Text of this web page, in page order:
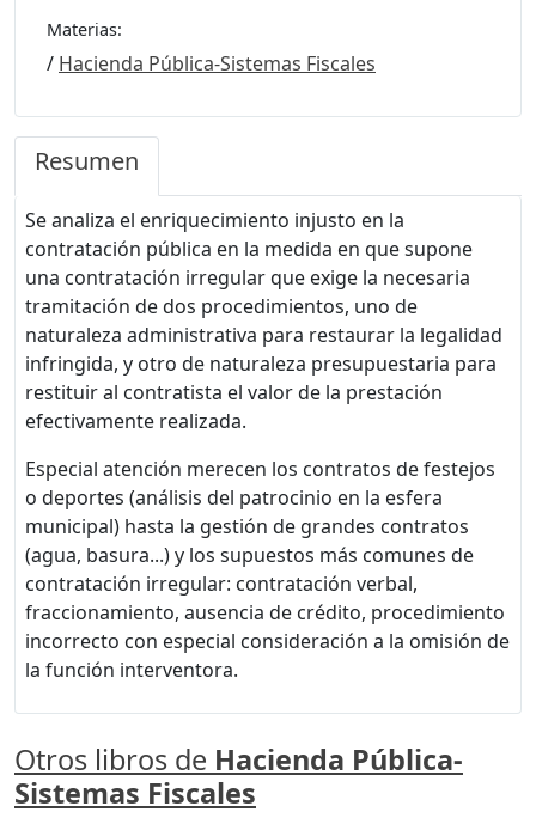
Materias:
/ Hacienda Pública-Sistemas Fiscales
Resumen
Se analiza el enriquecimiento injusto en la
contratación pública en la medida en que supone
una contratación irregular que exige la necesaria
tramitación de dos procedimientos, uno de
naturaleza administrativa para restaurar la legalidad
infringida, y otro de naturaleza presupuestaria para
restituir al contratista el valor de la prestación
efectivamente realizada.
Especial atención merecen los contratos de festejos
o deportes (análisis del patrocinio en la esfera
municipal) hasta la gestión de grandes contratos
(agua, basura...) y los supuestos más comunes de
contratación irregular: contratación verbal,
fraccionamiento, ausencia de crédito, procedimiento
incorrecto con especial consideración a la omisión de
la función interventora.
Otros libros de Hacienda Pública-
Sistemas Fiscales